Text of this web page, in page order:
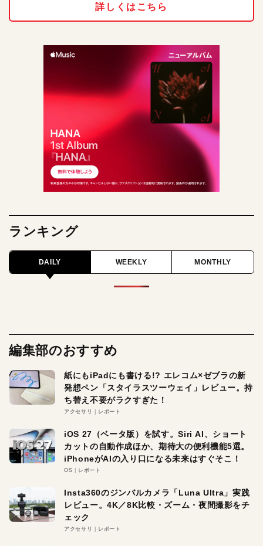
詳しくはこちら
ランキング
DAILY WEEKLY MONTHLY
編集部のおすすめ
紙にもiPadにも書ける!? エレコム×ゼブラの新
発想ペン「スタイラスツーウェイ」レビュー。持
ち替え不要がラクすぎた！
アクセサリ レポート
iOS 27（ベータ版）を試す。Siri AI、ショート
カットの自動作成ほか、期待大の便利機能5選。
iPhoneがAIの入り口になる未来はすぐそこ！
OS レポート
Insta360のジンバルカメラ「Luna Ultra」実践
レビュー。4K／8K比較・ズーム・夜間撮影をチ
ェック
アクセサリ レポート